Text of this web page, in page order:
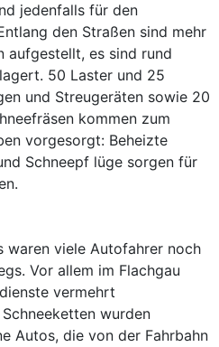
jedenfalls für den
den Straßen sind mehr
aufgestellt, es sind rund
50 Laster und 25
und Streugeräten sowie 20
kommen zum
vorgesorgt: Beheizte
Schneepf lüge sorgen für
waren viele Autofahrer noch
Vor allem im Flachgau
vermehrt
wurden
Autos, die von der Fahrbahn